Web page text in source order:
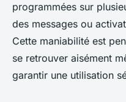
programmées sur
des messages ou
Cette maniabilité est
se retrouver aisément
garantir une utilisation